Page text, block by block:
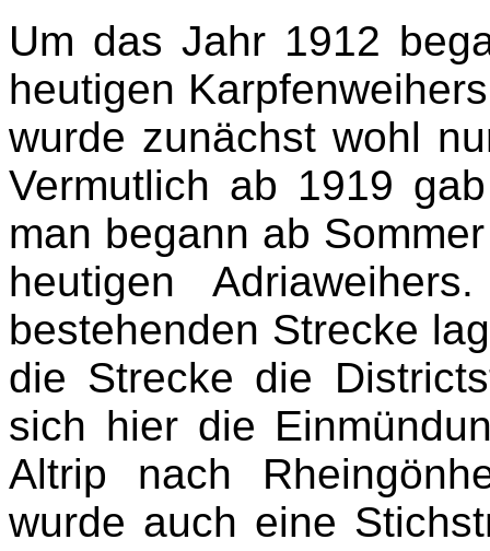
Um das Jahr 1912
heutigen
wurde zunächst wohl
Vermutlich ab 1919
man begann ab
heutigen
bestehenden Strecke
die Strecke die
sich hier die
Altrip nach
wurde auch eine